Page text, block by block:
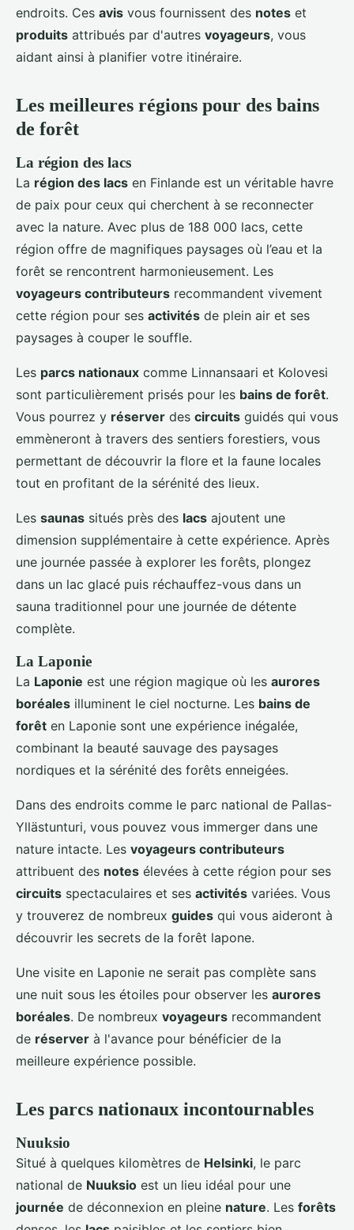
endroits. Ces avis vous fournissent des notes et
produits attribués par d'autres voyageurs, vous
aidant ainsi à planifier votre itinéraire.
Les meilleures régions pour des bains
de forêt
La région des lacs
La région des lacs en Finlande est un véritable havre
de paix pour ceux qui cherchent à se reconnecter
avec la nature. Avec plus de 188 000 lacs, cette
région offre de magnifiques paysages où l’eau et la
forêt se rencontrent harmonieusement. Les
voyageurs contributeurs recommandent vivement
cette région pour ses activités de plein air et ses
paysages à couper le souffle.
Les parcs nationaux comme Linnansaari et Kolovesi
sont particulièrement prisés pour les bains de forêt.
Vous pourrez y réserver des circuits guidés qui vous
emmèneront à travers des sentiers forestiers, vous
permettant de découvrir la flore et la faune locales
tout en profitant de la sérénité des lieux.
Les saunas situés près des lacs ajoutent une
dimension supplémentaire à cette expérience. Après
une journée passée à explorer les forêts, plongez
dans un lac glacé puis réchauffez-vous dans un
sauna traditionnel pour une journée de détente
complète.
La Laponie
La Laponie est une région magique où les aurores
boréales illuminent le ciel nocturne. Les bains de
forêt en Laponie sont une expérience inégalée,
combinant la beauté sauvage des paysages
nordiques et la sérénité des forêts enneigées.
Dans des endroits comme le parc national de Pallas-
Yllästunturi, vous pouvez vous immerger dans une
nature intacte. Les voyageurs contributeurs
attribuent des notes élevées à cette région pour ses
circuits spectaculaires et ses activités variées. Vous
y trouverez de nombreux guides qui vous aideront à
découvrir les secrets de la forêt lapone.
Une visite en Laponie ne serait pas complète sans
une nuit sous les étoiles pour observer les aurores
boréales. De nombreux voyageurs recommandent
de réserver à l'avance pour bénéficier de la
meilleure expérience possible.
Les parcs nationaux incontournables
Nuuksio
Situé à quelques kilomètres de Helsinki, le parc
national de Nuuksio est un lieu idéal pour une
journée de déconnexion en pleine nature. Les forêts